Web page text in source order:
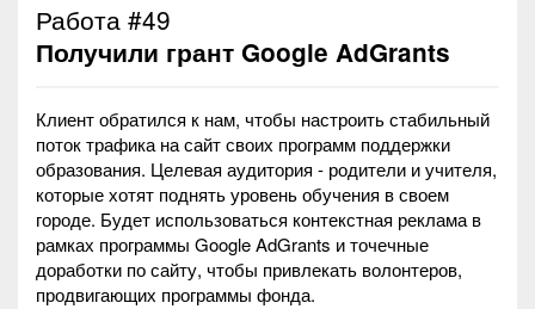
Работа #49
Получили грант Google AdGrants
Клиент обратился к нам, чтобы настроить стабильный
поток трафика на сайт своих программ поддержки
образования. Целевая аудитория - родители и учителя,
которые хотят поднять уровень обучения в своем
городе. Будет использоваться контекстная реклама в
рамках программы Google AdGrants и точечные
доработки по сайту, чтобы привлекать волонтеров,
продвигающих программы фонда.